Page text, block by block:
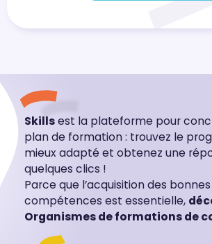
Skillsest la plateforme pour
plan de formation : trouvez le
mieux adapté et obtenez une
quelques clics !
Parce que l’acquisition des bonnes
compétences est essentielle,
Organismes de formations de